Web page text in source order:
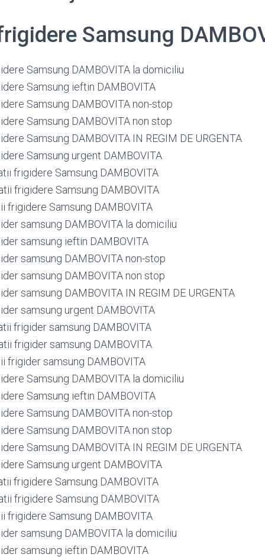
Samsung
Samsung DAMBOVITA la domiciliu
Samsung ieftin DAMBOVITA
Samsung DAMBOVITA non-stop
Samsung DAMBOVITA non stop
Samsung DAMBOVITA IN REGIM DE URGENTA
Samsung urgent DAMBOVITA
frigidere Samsung DAMBOVITA
frigidere Samsung DAMBOVITA
frigidere Samsung DAMBOVITA
samsung DAMBOVITA la domiciliu
samsung ieftin DAMBOVITA
samsung DAMBOVITA non-stop
samsung DAMBOVITA non stop
samsung DAMBOVITA IN REGIM DE URGENTA
samsung urgent DAMBOVITA
frigider samsung DAMBOVITA
frigider samsung DAMBOVITA
frigider samsung DAMBOVITA
Samsung DAMBOVITA la domiciliu
Samsung ieftin DAMBOVITA
Samsung DAMBOVITA non-stop
Samsung DAMBOVITA non stop
Samsung DAMBOVITA IN REGIM DE URGENTA
Samsung urgent DAMBOVITA
frigidere Samsung DAMBOVITA
frigidere Samsung DAMBOVITA
frigidere Samsung DAMBOVITA
samsung DAMBOVITA la domiciliu
samsung ieftin DAMBOVITA